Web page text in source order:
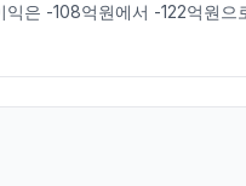
은 -108억원에서 -122억원으